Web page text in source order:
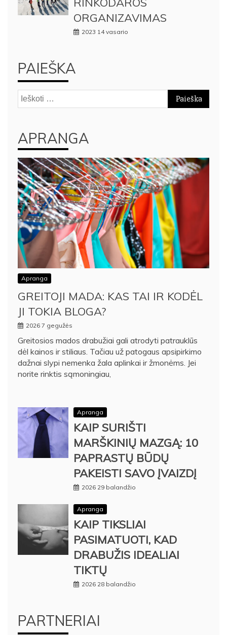
ORGANIZAVIMAS
2023 14 vasario
PAIEŠKA
Ieškoti:
APRANGA
Apranga
GREITOJI MADA: KAS TAI IR KODĖL
JI TOKIA BLOGA?
2026 7 gegužės
Greitosios mados drabužiai gali atrodyti patrauklūs
dėl kainos ir stiliaus. Tačiau už patogaus apsipirkimo
dažnai slypi nemenka žala aplinkai ir žmonėms. Jei
norite rinktis sąmoningiau,
Apranga
KAIP SURIŠTI
MARŠKINIŲ MAZGĄ: 10
PAPRASTŲ BŪDŲ
PAKEISTI SAVO ĮVAIZDĮ
2026 29 balandžio
Apranga
KAIP TIKSLIAI
PASIMATUOTI, KAD
DRABUŽIS IDEALIAI
TIKTŲ
2026 28 balandžio
PARTNERIAI